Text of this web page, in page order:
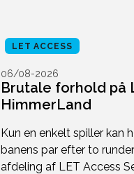
LET ACCESS
06/08-2026
Brutale forhold på
HimmerLand
Kun en enkelt spiller kan
banens par efter to
afdeling af LET Access